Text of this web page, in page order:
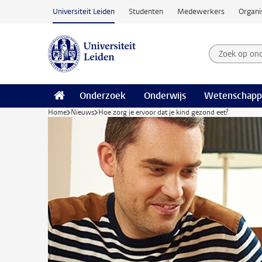
Ga naar hoofdinhoud
Universiteit Leiden Studenten Medewerkers
Zoek op
Zoekterm
Onderzoek Onderwijs
Home Nieuws Hoe zorg je ervoor dat je kind gezond eet?